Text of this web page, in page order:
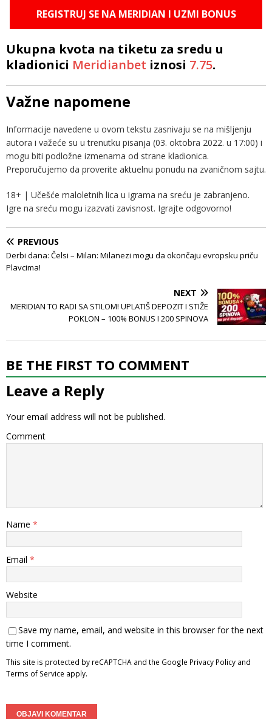
REGISTRUJ SE NA MERIDIAN I UZMI BONUS
Ukupna kvota na tiketu za sredu u
kladionici Meridianbet iznosi 7.75.
Važne napomene
Informacije navedene u ovom tekstu zasnivaju se na mišljenju
autora i važeće su u trenutku pisanja (03. oktobra 2022. u 17:00) i
mogu biti podložne izmenama od strane kladionica.
Preporučujemo da proverite aktuelnu ponudu na zvaničnom sajtu.
18+ | Učešće maloletnih lica u igrama na sreću je zabranjeno.
Igre na sreću mogu izazvati zavisnost. Igrajte odgovorno!
PREVIOUS
Derbi dana: Čelsi – Milan: Milanezi mogu da okončaju evropsku priču
Plavcima!
NEXT
MERIDIAN TO RADI SA STILOM! UPLATIŠ DEPOZIT I STIŽE
POKLON – 100% BONUS I 200 SPINOVA
BE THE FIRST TO COMMENT
Leave a Reply
Your email address will not be published.
Comment
Name *
Email *
Website
Save my name, email, and website in this browser for the next
time I comment.
This site is protected by reCAPTCHA and the Google Privacy Policy and
Terms of Service apply.